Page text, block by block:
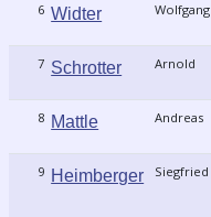
6 Widter Wolfgang
7 Schrotter Arnold
8 Mattle Andreas
9 Heimberger Siegfried